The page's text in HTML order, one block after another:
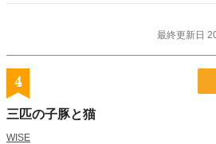
最終更新日
4
三匹の子豚と猫
WISE